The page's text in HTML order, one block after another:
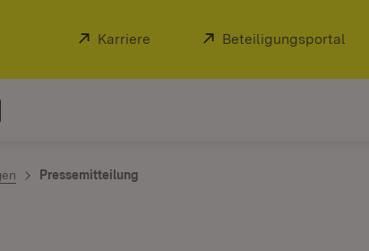
Extern:
Karriere (Öffnet in neuem Fenster)
Extern:
Beteiligungsportal
Pressemitteilung